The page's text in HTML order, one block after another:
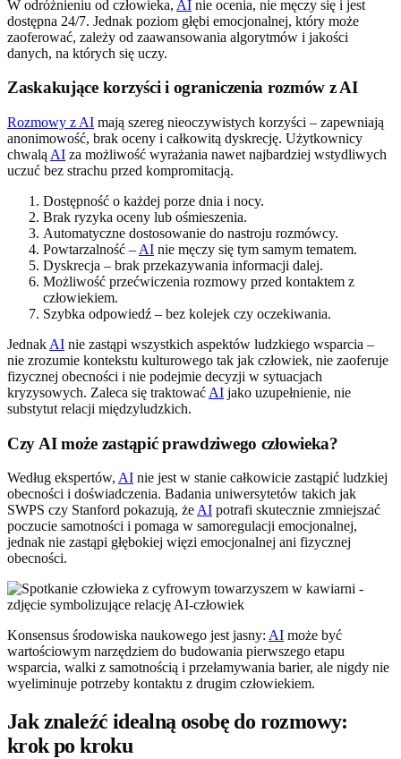
W odróżnieniu od człowieka, AI nie ocenia, nie męczy się i jest
dostępna 24/7. Jednak poziom głębi emocjonalnej, który może
zaoferować, zależy od zaawansowania algorytmów i jakości
danych, na których się uczy.
Zaskakujące korzyści i ograniczenia rozmów z AI
Rozmowy z AI mają szereg nieoczywistych korzyści – zapewniają
anonimowość, brak oceny i całkowitą dyskrecję. Użytkownicy
chwalą AI za możliwość wyrażania nawet najbardziej wstydliwych
uczuć bez strachu przed kompromitacją.
Dostępność o każdej porze dnia i nocy.
Brak ryzyka oceny lub ośmieszenia.
Automatyczne dostosowanie do nastroju rozmówcy.
Powtarzalność – AI nie męczy się tym samym tematem.
Dyskrecja – brak przekazywania informacji dalej.
Możliwość przećwiczenia rozmowy przed kontaktem z
człowiekiem.
Szybka odpowiedź – bez kolejek czy oczekiwania.
Jednak AI nie zastąpi wszystkich aspektów ludzkiego wsparcia –
nie zrozumie kontekstu kulturowego tak jak człowiek, nie zaoferuje
fizycznej obecności i nie podejmie decyzji w sytuacjach
kryzysowych. Zaleca się traktować AI jako uzupełnienie, nie
substytut relacji międzyludzkich.
Czy AI może zastąpić prawdziwego człowieka?
Według ekspertów, AI nie jest w stanie całkowicie zastąpić ludzkiej
obecności i doświadczenia. Badania uniwersytetów takich jak
SWPS czy Stanford pokazują, żeAI potrafi skutecznie zmniejszać
poczucie samotności i pomaga w samoregulacji emocjonalnej,
jednak nie zastąpi głębokiej więzi emocjonalnej ani fizycznej
obecności.
Konsensus środowiska naukowego jest jasny: AI może być
wartościowym narzędziem do budowania pierwszego etapu
wsparcia, walki z samotnością i przełamywania barier, ale nigdy nie
wyeliminuje potrzeby kontaktu z drugim człowiekiem.
Jak znaleźć idealną osobę do rozmowy:
krok po kroku